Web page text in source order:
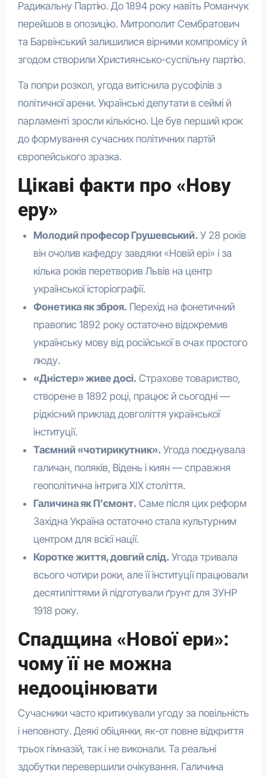
Радикальну Партію. До 1894 року навіть Романчук
перейшов в опозицію. Митрополит Сембратович
та Барвінський залишилися вірними компромісу й
згодом створили Християнсько-суспільну партію.
Та попри розкол, угода витіснила русофілів з
політичної арени. Українські депутати в сеймі й
парламенті зросли кількісно. Це був перший крок
до формування сучасних політичних партій
європейського зразка.
Цікаві факти про «Нову
еру»
Молодий професор Грушевський. У 28 років
він очолив кафедру завдяки «Новій ері» і за
кілька років перетворив Львів на центр
української історіографії.
Фонетика як зброя. Перехід на фонетичний
правопис 1892 року остаточно відокремив
українську мову від російської в очах простого
люду.
«Дністер» живе досі. Страхове товариство,
створене в 1892 році, працює й сьогодні —
рідкісний приклад довголіття української
інституції.
Таємний «чотирикутник». Угода поєднувала
галичан, поляків, Відень і киян — справжня
геополітична інтрига XIX століття.
Галичина як П’ємонт. Саме після цих реформ
Західна Україна остаточно стала культурним
центром для всієї нації.
Коротке життя, довгий слід. Угода тривала
всього чотири роки, але її інституції працювали
десятиліттями й підготували ґрунт для ЗУНР
1918 року.
Спадщина «Нової ери»:
чому її не можна
недооцінювати
Сучасники часто критикували угоду за повільність
і неповноту. Деякі обіцянки, як-от повне відкриття
трьох гімназій, так і не виконали. Та реальні
здобутки перевершили очікування. Галичина